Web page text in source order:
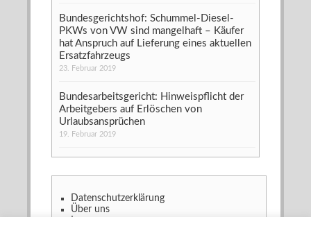
Bundesgerichtshof: Schummel-Diesel-
PKWs von VW sind mangelhaft – Käufer
hat Anspruch auf Lieferung eines aktuellen
Ersatzfahrzeugs
23. Februar 2019
Bundesarbeitsgericht: Hinweispflicht der
Arbeitgebers auf Erlöschen von
Urlaubsansprüchen
19. Februar 2019
Datenschutzerklärung
Über uns